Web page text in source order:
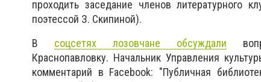
проходить заседание членов литературного
поэтессой З. Скипиной).
В соцсетях лозовчане обсуждали
Краснопавловку. Начальник Управления
комментарий в Facebook: "Публичная